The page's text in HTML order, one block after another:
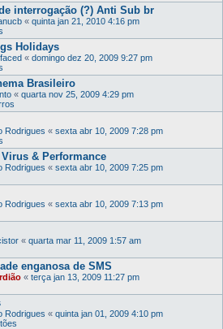
interrogação (?) Anti Sub br
« quinta jan 21, 2010 4:16 pm
Holidays
« domingo dez 20, 2009 9:27 pm
Brasileiro
« quarta nov 25, 2009 4:29 pm
Rodrigues « sexta abr 10, 2009 7:28 pm
& Performance
Rodrigues « sexta abr 10, 2009 7:25 pm
Rodrigues « sexta abr 10, 2009 7:13 pm
« quarta mar 11, 2009 1:57 am
enganosa de SMS
« terça jan 13, 2009 11:27 pm
Rodrigues « quinta jan 01, 2009 4:10 pm